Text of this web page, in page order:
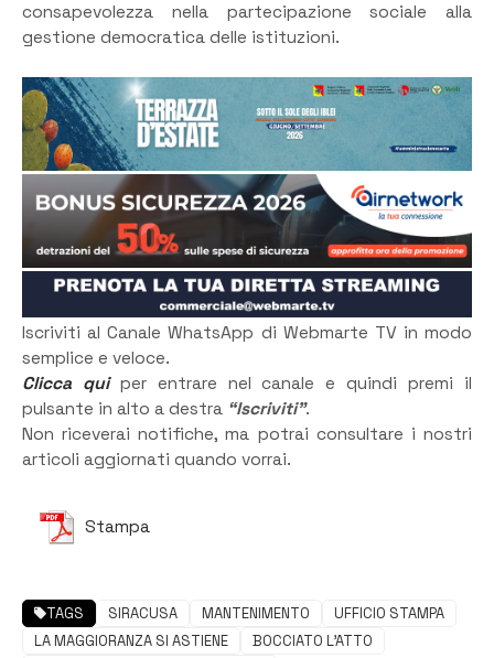
consapevolezza nella partecipazione sociale alla
gestione democratica delle istituzioni.
Iscriviti al Canale WhatsApp di Webmarte TV in modo
semplice e veloce.
Clicca quiper entrare nel canale e quindi premi il
pulsante in alto a destra “Iscriviti”.
Non riceverai notifiche, ma potrai consultare i nostri
articoli aggiornati quando vorrai.
Stampa
TAGS SIRACUSA MANTENIMENTO
UFFICIO STAMPA
LA MAGGIORANZA SI ASTIENE
BOCCIATO L'ATTO